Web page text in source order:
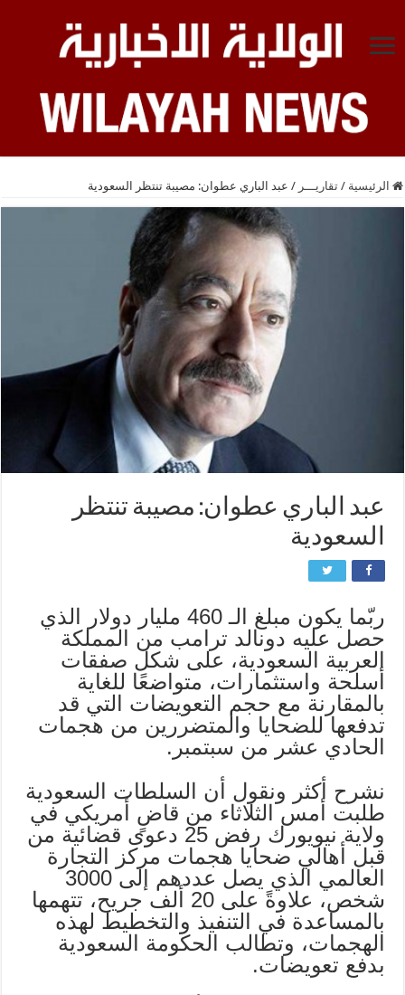
الرئيسية / تقاريـــر / عبد الباري عطوان: مصيبة تنتظر السعودية
عبد الباري عطوان: مصيبة تنتظر
السعودية
ربّما يكون مبلغ الـ 460 مليار دولار الذي
حصل عليه دونالد ترامب من المملكة
العربية السعودية، على شكل صفقات
أسلحة واستثمارات، متواضعًا للغاية
بالمقارنة مع حجم التعويضات التي قد
تدفعها للضحايا والمتضررين من هجمات
الحادي عشر من سبتمبر.
نشرح أكثر ونقول أن السلطات السعودية
طلبت أمس الثلاثاء من قاضٍ أمريكي في
ولاية نيويورك رفض 25 دعوى قضائية من
قبل أهالي ضحايا هجمات مركز التجارة
العالمي الذي يصل عددهم إلى 3000
شخص، علاوةً على 20 ألف جريح، تتهمها
بالمساعدة في التنفيذ والتخطيط لهذه
الهجمات، وتطالب الحكومة السعودية
بدفع تعويضات.